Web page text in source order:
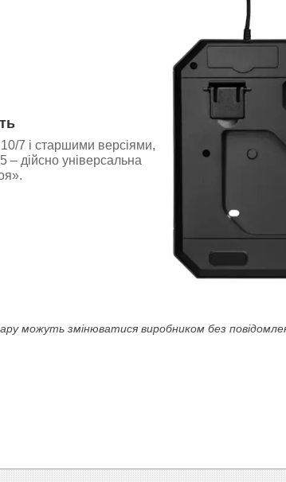
10/7 і старшими версіями,
– дійсно універсальна
можуть змінюватися виробником без